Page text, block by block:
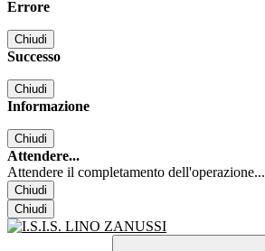
Errore
Chiudi
Successo
Chiudi
Informazione
Chiudi
Attendere...
Attendere il completamento dell'operazione...
Chiudi
Chiudi